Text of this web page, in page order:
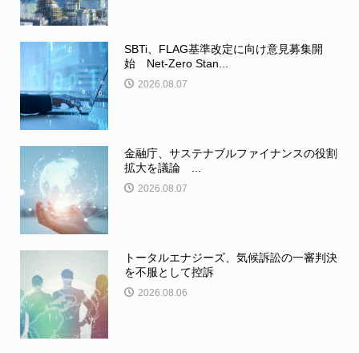
SBTi、FLAG基準改定に向け意見募集開
始 Net-Zero Stan...
2026.08.07
金融庁、サステナブルファイナンスの役割
拡大を議論 ...
2026.08.07
トータルエナジーズ、気候訴訟の一審判決
を不服として控訴
2026.08.06